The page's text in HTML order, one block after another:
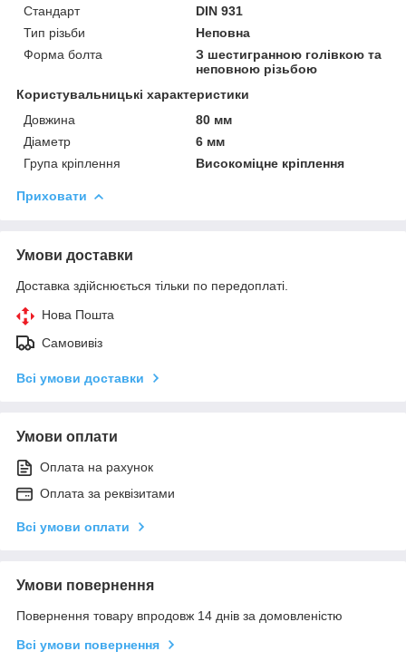
Стандарт
DIN 931
Тип різьби
Неповна
Форма болта
З шестигранною голівкою та
неповною різьбою
Користувальницькі характеристики
Довжина
80 мм
Діаметр
6 мм
Група кріплення
Високоміцне кріплення
Приховати
Умови доставки
Доставка здійснюється тільки по передоплаті.
Нова Пошта
Самовивіз
Всі умови доставки
Умови оплати
Оплата на рахунок
Оплата за реквізитами
Всі умови оплати
Умови повернення
Повернення товару впродовж 14 днів за домовленістю
Всі умови повернення